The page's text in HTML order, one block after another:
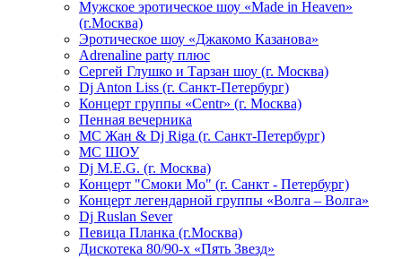
Мужское эротическое шоу «Made in Heaven»
(г.Москва)
Эротическое шоу «Джакомо Казанова»
Adrenaline party плюс
Сергей Глушко и Тарзан шоу (г. Москва)
Dj Anton Liss (г. Санкт-Петербург)
Концерт группы «Centr» (г. Москва)
Пенная вечерника
МС Жан & Dj Riga (г. Санкт-Петербург)
МС ШОУ
Dj M.E.G. (г. Москва)
Концерт "Смоки Мо" (г. Санкт - Петербург)
Концерт легендарной группы «Волга – Волга»
Dj Ruslan Sever
Певица Планка (г.Москва)
Дискотека 80/90-х «Пять Звезд»